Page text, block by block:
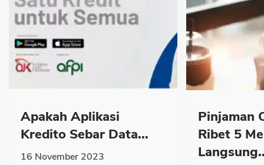
Apakah Aplikasi
Kredito Sebar Data...
16 November 2023
Pinjaman
Ribet 5